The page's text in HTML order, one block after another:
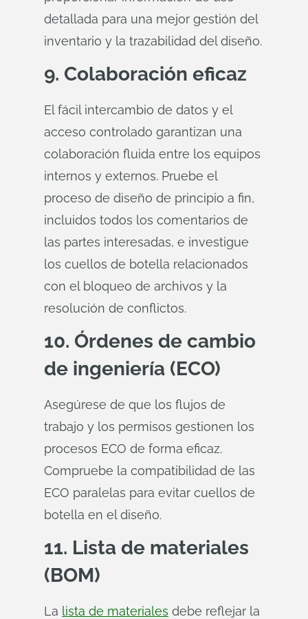
detallada para una mejor gestión del
inventario y la trazabilidad del diseño.
9. Colaboración eficaz
El fácil intercambio de datos y el
acceso controlado garantizan una
colaboración fluida entre los equipos
internos y externos. Pruebe el
proceso de diseño de principio a fin,
incluidos todos los comentarios de
las partes interesadas, e investigue
los cuellos de botella relacionados
con el bloqueo de archivos y la
resolución de conflictos.
10. Órdenes de cambio
de ingeniería (ECO)
Asegúrese de que los flujos de
trabajo y los permisos gestionen los
procesos ECO de forma eficaz.
Compruebe la compatibilidad de las
ECO paralelas para evitar cuellos de
botella en el diseño.
11. Lista de materiales
(BOM)
La lista de materiales debe reflejar la